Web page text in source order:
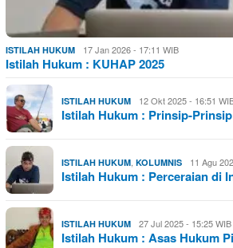
ISTILAH HUKUM 17 Jan 2026 - 17:11 WIB
Istilah Hukum : KUHAP 2025
ISTILAH HUKUM 12 Okt 2025 - 16:51
Istilah Hukum : Prinsip-
ISTILAH HUKUM, KOLUMNIS 11 Agu
Istilah Hukum : Perceraian di
ISTILAH HUKUM 27 Jul 2025 - 15:25 WIB
Istilah Hukum : Asas Hukum